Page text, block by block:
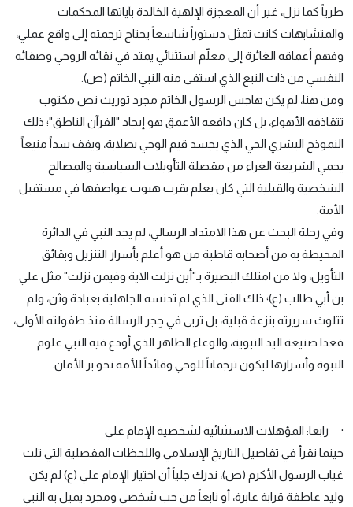
طرياً كما نزل، غير أن المعجزة الإلهية الخالدة بآياتها المحكمات
والمتشابهات كانت تمثل دستوراً شاسعاً يحتاج ترجمته إلى واقع عملي،
وفهم أعماقه الغائرة إلى معلّم استثنائي يمتد في نقائه الروحي وصفائه
النفسي من ذات النبع الذي استقى منه النبي الخاتم (ص).
ومن هنا، لم يكن هاجس الرسول الخاتم مجرد توريث نص مكتوب
تتقاذفه الأهواء، بل كان دافعه الأعمق هو إيجاد "القرآن الناطق"؛ ذلك
النموذج البشري الحي الذي يجسد قيم الوحي بصلابة، ويقف سداً منيعاً
يحمي الشريعة الغراء من مقصلة التأويلات السياسية والمصالح
الشخصية والقبلية التي كان يعلم بقرب هبوب عواصفها في مستقبل
الأمة.
وفي رحلة البحث عن هذا الامتداد الرسالي، لم يجد النبي في الدائرة
المحيطة به من أصحابه قاطبة من هو أعلم بأسرار التنزيل وبقائق
التأويل، ولا من امتلك البصيرة بـ"أين نزلت الآية وفيمن نزلت" مثل علي
بن أبي طالب (ع)؛ ذلك الفتى الذي لم تدنسه الجاهلية بعبادة وثن، ولم
تتلوث سريرته بنزعة قبلية، بل تربى في حِجر الرسالة منذ طفولته الأولى،
فغدا صنيعة اليد النبوية، والوعاء الطاهر الذي أودع فيه النبي علوم
النبوة وأسرارها ليكون ترجماناً للوحي وقائداً للأمة نحو بر الأمان.
· رابعا: المؤهلات الاستثنائية لشخصية الإمام علي
حينما نقرأ في تفاصيل التاريخ الإسلامي واللحظات المفصلية التي تلت
غياب الرسول الأكرم (ص)، ندرك جلياً أن اختيار الإمام علي (ع) لم يكن
وليد عاطفة قرابة عابرة، أو نابعاً من حب شخصي ومجرد يميل به النبي